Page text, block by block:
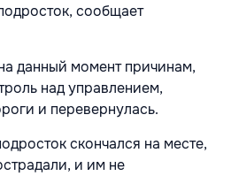
сообщает
данный момент причинам,
над управлением,
и перевернулась.
скончался на месте,
и им не